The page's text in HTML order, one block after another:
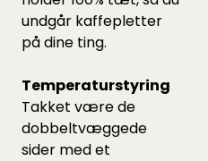
undgår kaffepletter
på dine ting.
Temperaturstyring
Takket være de
dobbeltvæggede
sider med et